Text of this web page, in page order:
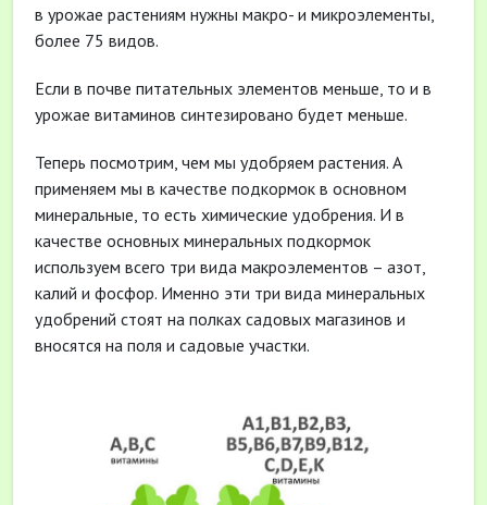
в урожае растениям нужны макро- и микроэлементы,
более 75 видов.
Если в почве питательных элементов меньше, то и в
урожае витаминов синтезировано будет меньше.
Теперь посмотрим, чем мы удобряем растения. А
применяем мы в качестве подкормок в основном
минеральные, то есть химические удобрения. И в
качестве основных минеральных подкормок
используем всего три вида макроэлементов – азот,
калий и фосфор. Именно эти три вида минеральных
удобрений стоят на полках садовых магазинов и
вносятся на поля и садовые участки.